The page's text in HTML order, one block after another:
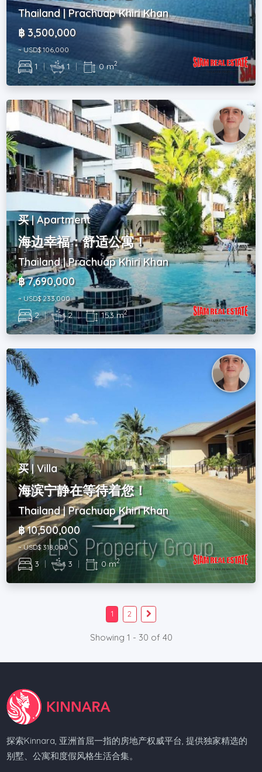
Thailand | Prachuap Khiri Khan
฿ 3,500,000
~ USD$ 106,000
1 | 1 | 0 m2
买 | Apartment
海边幸福：舒适公寓！
Thailand | Prachuap Khiri Khan
฿ 7,690,000
~ USD$ 233,000
2 | 2 | 153 m2
买 | Villa
海滨宁静在等待着您！
Thailand | Prachuap Khiri Khan
฿ 10,500,000
~ USD$ 318,000
3 | 3 | 0 m2
1 2
Showing 1 - 30 of 40
探索Kinnara, 亚洲首屈一指的房地产权威平台, 提供独家精选的
别墅、公寓和度假风格生活合集。